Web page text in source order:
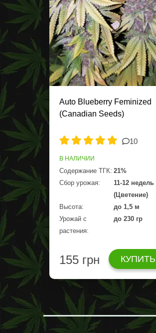
Auto Blueberry Feminized
(Canadian Seeds)
10
В НАЛИЧИИ
Содержание ТГК: 21%
Сбор урожая:
11-12 недель
(Цветение)
Высота:
до 1,5 м
Урожай с
растения:
до 230 гр
155 грн КУПИТЬ